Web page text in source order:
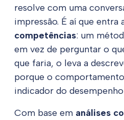
resolve com uma
impressão. É aí que entra
competências: um
em vez de perguntar o
que faria, o leva a
porque o
indicador do
Com base em análises